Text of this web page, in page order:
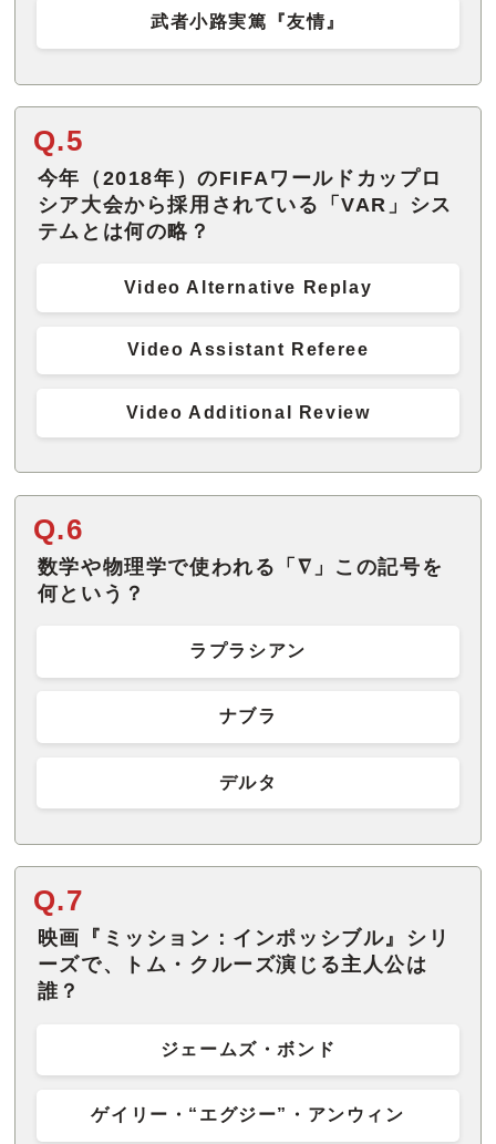
武者小路実篤『友情』
Q.5
今年（2018年）のFIFAワールドカップロ
シア大会から採用されている「VAR」シス
テムとは何の略？
Video Alternative Replay
Video Assistant Referee
Video Additional Review
Q.6
数学や物理学で使われる「∇」この記号を
何という？
ラプラシアン
ナブラ
デルタ
Q.7
映画『ミッション：インポッシブル』シリ
ーズで、トム・クルーズ演じる主人公は
誰？
ジェームズ・ボンド
ゲイリー・“エグジー”・アンウィン